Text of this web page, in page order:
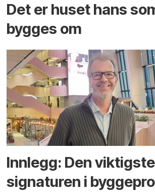
Det er huset hans
bygges om
Innlegg: Den viktigste
signaturen i